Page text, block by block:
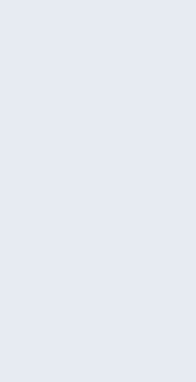
Asien